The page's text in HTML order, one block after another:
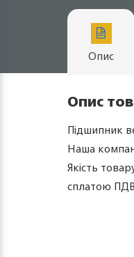
Опис
Опис
Підшипник
Наша
Якість
сплатою ПДВ